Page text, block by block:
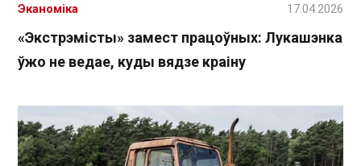
«Экстрэмісты» замест працоўных: Лукашэнка
ўжо не ведае, куды вядзе краіну
Эканоміка 17.04.2026